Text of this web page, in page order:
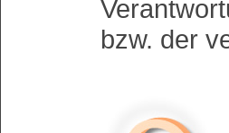
bzw. der